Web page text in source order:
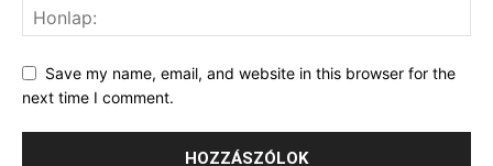
Save my name, email, and website in this browser for the
next time I comment.